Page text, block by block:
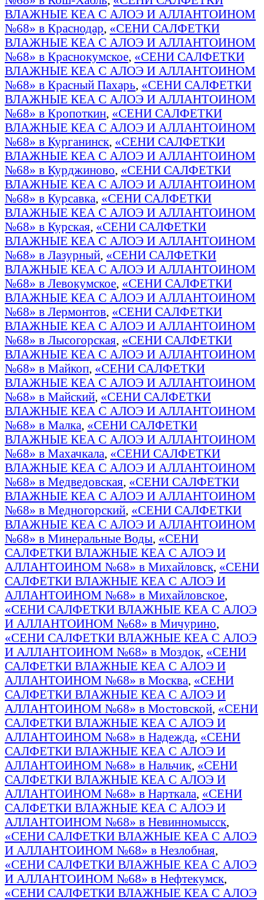
ВЛАЖНЫЕ КЕА С АЛОЭ И АЛЛАНТОИНОМ
№68» в Краснодар, «СЕНИ САЛФЕТКИ
ВЛАЖНЫЕ КЕА С АЛОЭ И АЛЛАНТОИНОМ
№68» в Краснокумское, «СЕНИ САЛФЕТКИ
ВЛАЖНЫЕ КЕА С АЛОЭ И АЛЛАНТОИНОМ
№68» в Красный Пахарь, «СЕНИ САЛФЕТКИ
ВЛАЖНЫЕ КЕА С АЛОЭ И АЛЛАНТОИНОМ
№68» в Кропоткин, «СЕНИ САЛФЕТКИ
ВЛАЖНЫЕ КЕА С АЛОЭ И АЛЛАНТОИНОМ
№68» в Курганинск, «СЕНИ САЛФЕТКИ
ВЛАЖНЫЕ КЕА С АЛОЭ И АЛЛАНТОИНОМ
№68» в Курджиново, «СЕНИ САЛФЕТКИ
ВЛАЖНЫЕ КЕА С АЛОЭ И АЛЛАНТОИНОМ
№68» в Курсавка, «СЕНИ САЛФЕТКИ
ВЛАЖНЫЕ КЕА С АЛОЭ И АЛЛАНТОИНОМ
№68» в Курская, «СЕНИ САЛФЕТКИ
ВЛАЖНЫЕ КЕА С АЛОЭ И АЛЛАНТОИНОМ
№68» в Лазурный, «СЕНИ САЛФЕТКИ
ВЛАЖНЫЕ КЕА С АЛОЭ И АЛЛАНТОИНОМ
№68» в Левокумское, «СЕНИ САЛФЕТКИ
ВЛАЖНЫЕ КЕА С АЛОЭ И АЛЛАНТОИНОМ
№68» в Лермонтов, «СЕНИ САЛФЕТКИ
ВЛАЖНЫЕ КЕА С АЛОЭ И АЛЛАНТОИНОМ
№68» в Лысогорская, «СЕНИ САЛФЕТКИ
ВЛАЖНЫЕ КЕА С АЛОЭ И АЛЛАНТОИНОМ
№68» в Майкоп, «СЕНИ САЛФЕТКИ
ВЛАЖНЫЕ КЕА С АЛОЭ И АЛЛАНТОИНОМ
№68» в Майский, «СЕНИ САЛФЕТКИ
ВЛАЖНЫЕ КЕА С АЛОЭ И АЛЛАНТОИНОМ
№68» в Малка, «СЕНИ САЛФЕТКИ
ВЛАЖНЫЕ КЕА С АЛОЭ И АЛЛАНТОИНОМ
№68» в Махачкала, «СЕНИ САЛФЕТКИ
ВЛАЖНЫЕ КЕА С АЛОЭ И АЛЛАНТОИНОМ
№68» в Медведовская, «СЕНИ САЛФЕТКИ
ВЛАЖНЫЕ КЕА С АЛОЭ И АЛЛАНТОИНОМ
№68» в Медногорский, «СЕНИ САЛФЕТКИ
ВЛАЖНЫЕ КЕА С АЛОЭ И АЛЛАНТОИНОМ
№68» в Минеральные Воды, «СЕНИ
САЛФЕТКИ ВЛАЖНЫЕ КЕА С АЛОЭ И
АЛЛАНТОИНОМ №68» в Михайловск, «СЕНИ
САЛФЕТКИ ВЛАЖНЫЕ КЕА С АЛОЭ И
АЛЛАНТОИНОМ №68» в Михайловское,
«СЕНИ САЛФЕТКИ ВЛАЖНЫЕ КЕА С АЛОЭ
И АЛЛАНТОИНОМ №68» в Мичурино,
«СЕНИ САЛФЕТКИ ВЛАЖНЫЕ КЕА С АЛОЭ
И АЛЛАНТОИНОМ №68» в Моздок, «СЕНИ
САЛФЕТКИ ВЛАЖНЫЕ КЕА С АЛОЭ И
АЛЛАНТОИНОМ №68» в Москва, «СЕНИ
САЛФЕТКИ ВЛАЖНЫЕ КЕА С АЛОЭ И
АЛЛАНТОИНОМ №68» в Мостовской, «СЕНИ
САЛФЕТКИ ВЛАЖНЫЕ КЕА С АЛОЭ И
АЛЛАНТОИНОМ №68» в Надежда, «СЕНИ
САЛФЕТКИ ВЛАЖНЫЕ КЕА С АЛОЭ И
АЛЛАНТОИНОМ №68» в Нальчик, «СЕНИ
САЛФЕТКИ ВЛАЖНЫЕ КЕА С АЛОЭ И
АЛЛАНТОИНОМ №68» в Нарткала, «СЕНИ
САЛФЕТКИ ВЛАЖНЫЕ КЕА С АЛОЭ И
АЛЛАНТОИНОМ №68» в Невинномысск,
«СЕНИ САЛФЕТКИ ВЛАЖНЫЕ КЕА С АЛОЭ
И АЛЛАНТОИНОМ №68» в Незлобная,
«СЕНИ САЛФЕТКИ ВЛАЖНЫЕ КЕА С АЛОЭ
И АЛЛАНТОИНОМ №68» в Нефтекумск,
«СЕНИ САЛФЕТКИ ВЛАЖНЫЕ КЕА С АЛОЭ